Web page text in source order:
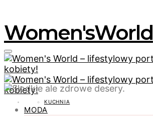
Women'sWorld
MODA
KUCHNIA